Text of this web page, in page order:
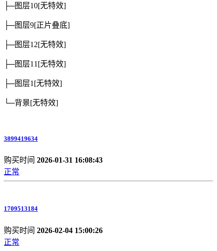
├─图层10[无特效]
├─图层9[正片叠底]
├─图层12[无特效]
├─图层11 [无特效]
├─图层1 [无特效]
└─背景[无特效]
3899419634
购买时间 2026-01-31 16:08:43
正常
1709513184
购买时间 2026-02-04 15:00:26
正常